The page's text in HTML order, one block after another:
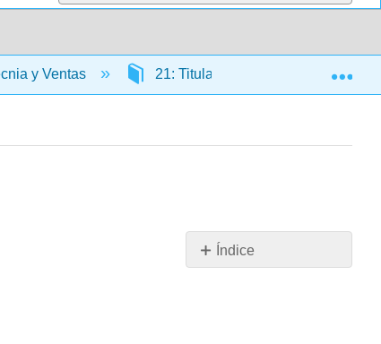
y Ventas 21: Titular en Debido Curso y
Índice